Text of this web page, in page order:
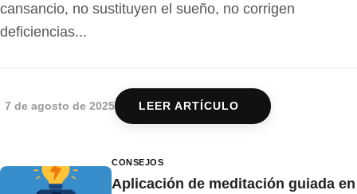
cansancio, no sustituyen el sueño, no corrigen
deficiencias...
7 de agosto de 2025 LEER ARTÍCULO
CONSEJOS
Aplicación de meditación guiada en